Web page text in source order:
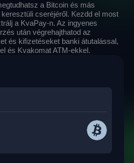
a Bitcoin és más
cseréjéről. Kezdd el most
a KvaPay-n. Az ingyenes
után végrehajthatod az
és kifizetéseket banki átutalással,
és Kvakomat ATM-ekkel.